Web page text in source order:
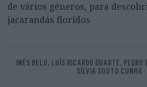
de vários géneros, para
jacarandás floridos
INÊS BELO, LUÍS RICARDO DUARTE, PEDRO
SÍLVIA SOUTO CUNHA